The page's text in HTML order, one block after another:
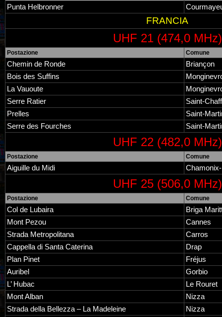
Punta Helbronner
FRANCIA
UHF 21 (474,0 MHz)
Postazione Comune
Chemin de Ronde
Briançon
Bois des Suffins
La Vauoute
Serre Ratier
Saint-
Prelles
Saint-
Serre des Fourches
Saint-
UHF 22 (482,0 MHz)
Postazione Comune
Aiguille du Midi
UHF 25 (506,0 MHz)
Postazione Comune
Col de Lubaira
Briga
Mont Pezou
Cannes
Strada Metropolitana
Carros
Cappella di Santa Caterina
Drap
Plan Pinet
Fréjus
Auribel
Gorbio
L’ Hubac
Le Rouret
Mont Alban
Nizza
Strada della Bellezza – La Madeleine
Nizza